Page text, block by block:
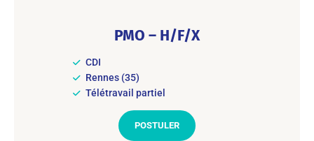
PMO – H/F/X
CDI
Rennes (35)
Télétravail partiel
POSTULER